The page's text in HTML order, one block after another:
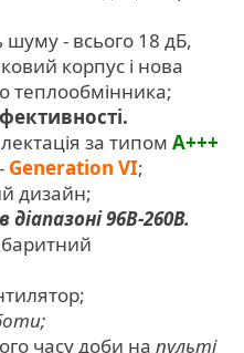
шуму - всього 18 дБ,
корпус і нова
теплообмінника;
за типом A+++
Generation VI;
дизайн;
96В-260В.
часу доби напульті